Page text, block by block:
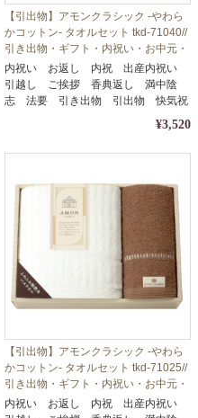
【引出物】アモンクラシック -やわら
かコットン- タオルセット tkd-71040//
引き出物・ギフト・内祝い・お中元・
お歳暮等に
内祝い お返し 内祝 出産内祝い
引越し ご挨拶 香典返し 満中陰
志 法要 引き出物 引出物 快気祝
¥3,520
【引出物】アモンクラシック -やわら
かコットン- タオルセット tkd-71025//
引き出物・ギフト・内祝い・お中元・
お歳暮等に
内祝い お返し 内祝 出産内祝い